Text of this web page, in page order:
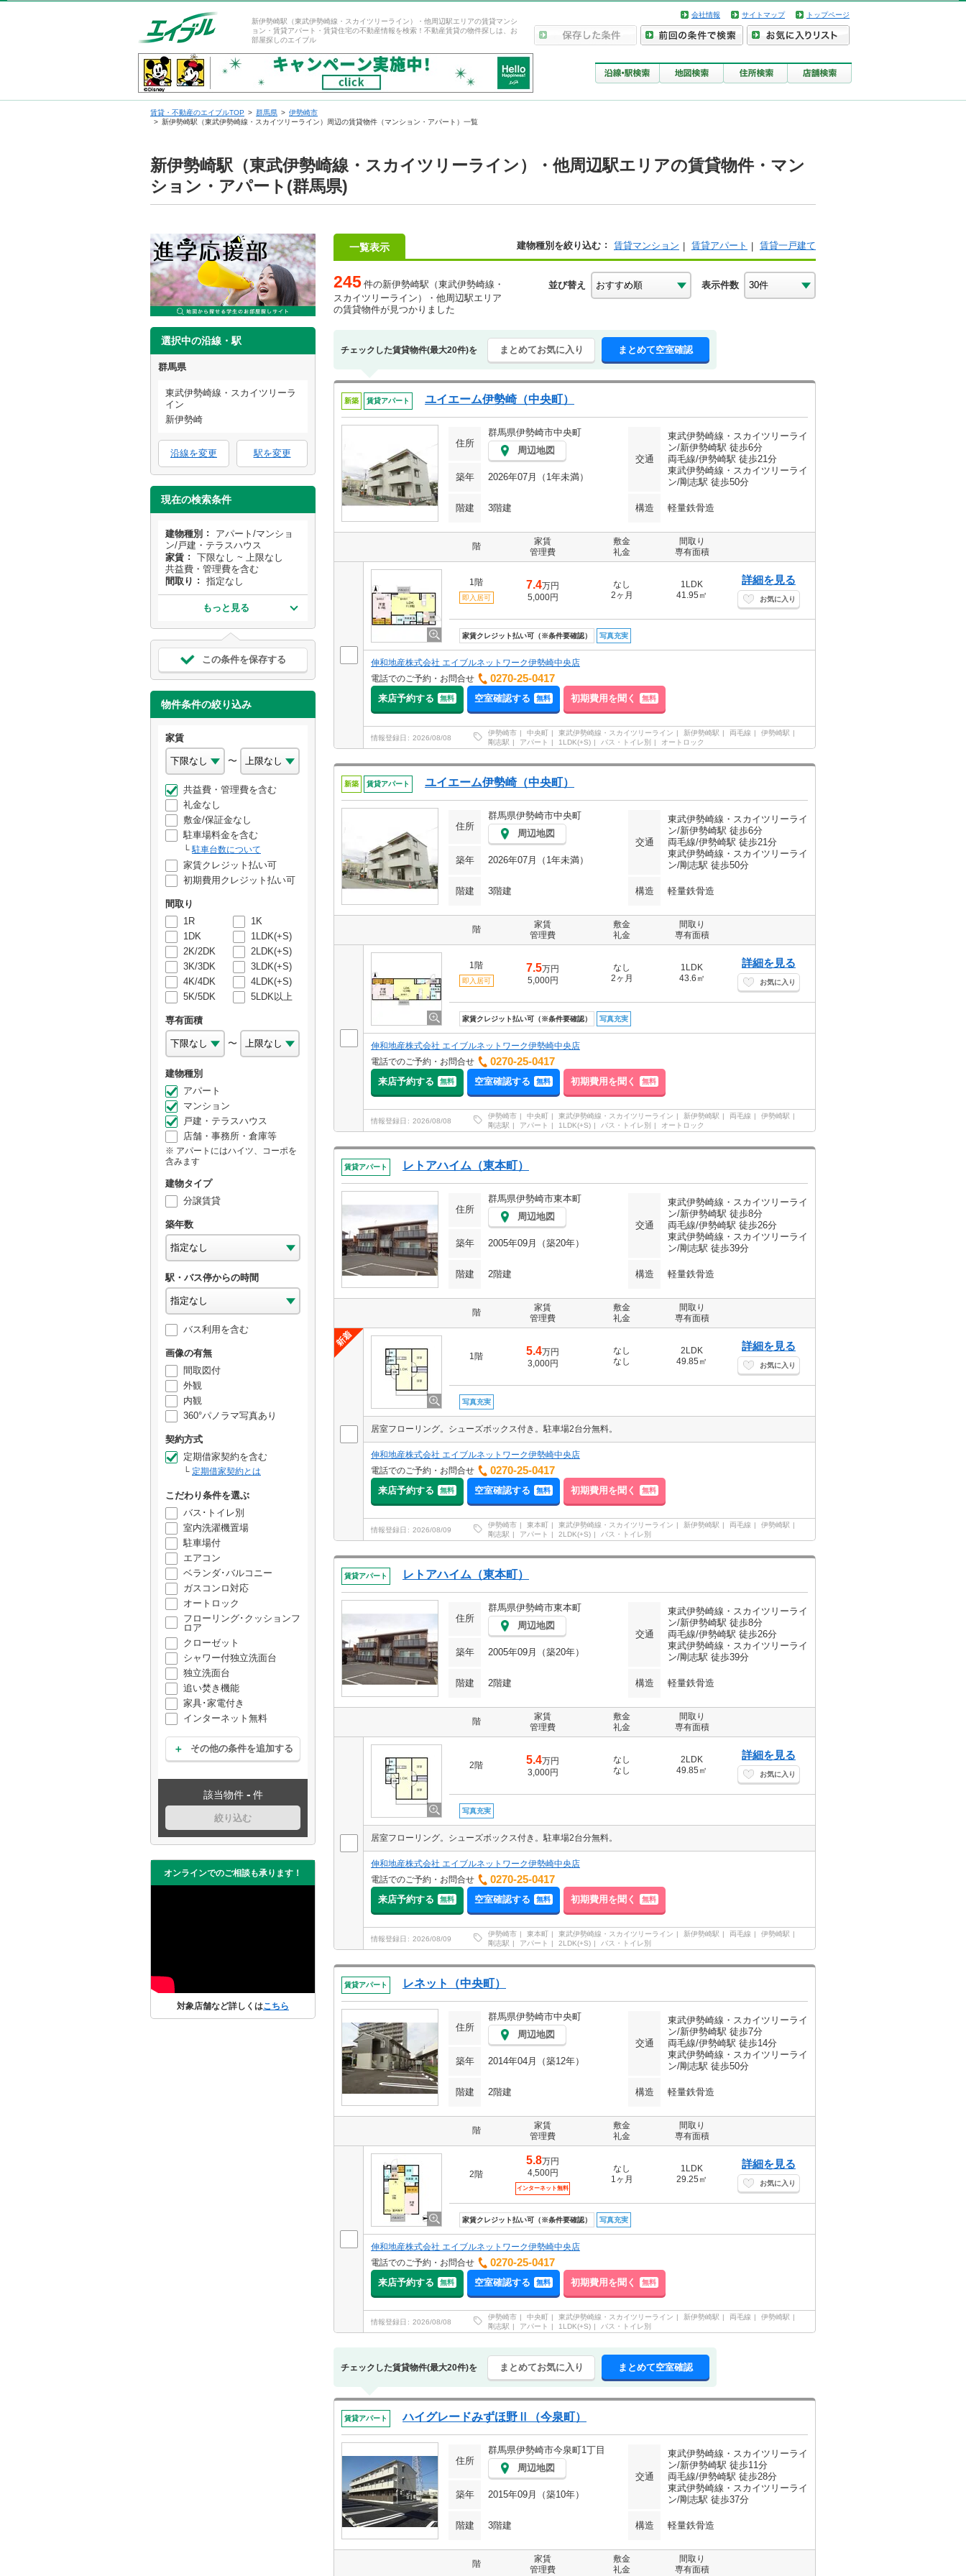
新伊勢崎駅（東武伊勢崎線・スカイツリーライン）・他周辺駅エリアの賃貸マンシ
ョン・賃貸アパート・賃貸住宅の不動産情報を検索！不動産賃貸の物件探しは、お
部屋探しのエイブル
会社情報 サイトマップ トップページ
賃貸・不動産のエイブルTOP 群馬県
伊勢崎市
新伊勢崎駅（東武伊勢崎線・スカイツリーライン）周辺の賃貸物件（マンション・アパート）一覧
新伊勢崎駅（東武伊勢崎線・スカイツリーライン）・他周辺駅エリアの賃貸物件・マン
ション・アパート(群馬県)
選択中の沿線・駅
群馬県
東武伊勢崎線・スカイツリーラ
イン
新伊勢崎
沿線を変更 駅を変更
現在の検索条件
建物種別
アパート/マンショ
ン/戸建・テラスハウス
家賃
下限なし ~ 上限なし
共益費・管理費を含む
間取り
指定なし
もっと見る
この条件を保存する
物件条件の絞り込み
家賃
〜
共益費・管理費を含む
礼金なし
敷金/保証金なし
駐車場料金を含む
駐車台数について
家賃クレジット払い可
初期費用クレジット払い可
間取り
1R
1K
1DK
1LDK(+S)
2K/2DK
2LDK(+S)
3K/3DK
3LDK(+S)
4K/4DK
4LDK(+S)
5K/5DK
5LDK以上
専有面積
〜
建物種別
アパート
マンション
戸建・テラスハウス
店舗・事務所・倉庫等
アパートにはハイツ、コーポを
含みます
建物タイプ
分譲賃貸
築年数
駅・バス停からの時間
バス利用を含む
画像の有無
間取図付
外観
内観
360°パノラマ写真あり
契約方式
定期借家契約を含む
定期借家契約とは
こだわり条件を選ぶ
バス･トイレ別
室内洗濯機置場
駐車場付
エアコン
ベランダ･バルコニー
ガスコンロ対応
オートロック
フローリング･クッションフ
ロア
クローゼット
シャワー付独立洗面台
独立洗面台
追い焚き機能
家具･家電付き
インターネット無料
その他の条件を追加する
該当物件 - 件
絞り込む
オンラインでのご相談も承ります！
対象店舗など詳しくはこちら
一覧表示 建物種別を絞り込む 賃貸マンション 賃貸アパート 賃貸一戸建て
245 件の新伊勢崎駅（東武伊勢崎線・
スカイツリーライン）・他周辺駅エリア
の賃貸物件が見つかりました
並び替え 表示件数
チェックした賃貸物件(最大20件)を まとめてお気に入り まとめて空室確認
新築 賃貸アパート ユイエーム伊勢崎（中央町）
住所
群馬県伊勢崎市中央町
周辺地図
交通
東武伊勢崎線・スカイツリーライ
ン/新伊勢崎駅 徒歩6分
両毛線/伊勢崎駅 徒歩21分
東武伊勢崎線・スカイツリーライ
ン/剛志駅 徒歩50分
築年 2026年07月（1年未満）
階建 3階建 構造 軽量鉄骨造
階
家賃
管理費
敷金
礼金
間取り
専有面積
1階
即入居可
7.4万円
5,000円
なし
2ヶ月
1LDK
41.95㎡
詳細を見る
お気に入り
家賃クレジット払い可（※条件要確認） 写真充実
伸和地産株式会社 エイブルネットワーク伊勢崎中央店
電話でのご予約・お問合せ
0270-25-0417
来店予約する 無料 空室確認する 無料 初期費用を聞く 無料
情報登録日 2026/08/08
伊勢崎市 中央町 東武伊勢崎線・スカイツリーライン 新伊勢崎駅 両毛線
伊勢崎駅
剛志駅
アパート 1LDK(+S) バス・トイレ別 オートロック
新築 賃貸アパート ユイエーム伊勢崎（中央町）
住所
群馬県伊勢崎市中央町
周辺地図
交通
東武伊勢崎線・スカイツリーライ
ン/新伊勢崎駅 徒歩6分
両毛線/伊勢崎駅 徒歩21分
東武伊勢崎線・スカイツリーライ
ン/剛志駅 徒歩50分
築年 2026年07月（1年未満）
階建 3階建 構造 軽量鉄骨造
階
家賃
管理費
敷金
礼金
間取り
専有面積
1階
即入居可
7.5万円
5,000円
なし
2ヶ月
1LDK
43.6㎡
詳細を見る
お気に入り
家賃クレジット払い可（※条件要確認） 写真充実
伸和地産株式会社 エイブルネットワーク伊勢崎中央店
電話でのご予約・お問合せ
0270-25-0417
来店予約する 無料 空室確認する 無料 初期費用を聞く 無料
情報登録日 2026/08/08
伊勢崎市 中央町 東武伊勢崎線・スカイツリーライン 新伊勢崎駅 両毛線
伊勢崎駅
剛志駅
アパート 1LDK(+S) バス・トイレ別 オートロック
賃貸アパート レトアハイム（東本町）
住所
群馬県伊勢崎市東本町
周辺地図
交通
東武伊勢崎線・スカイツリーライ
ン/新伊勢崎駅 徒歩8分
両毛線/伊勢崎駅 徒歩26分
東武伊勢崎線・スカイツリーライ
ン/剛志駅 徒歩39分
築年 2005年09月（築20年）
階建 2階建 構造 軽量鉄骨造
階
家賃
管理費
敷金
礼金
間取り
専有面積
1階 5.4万円
3,000円
なし
なし
2LDK
49.85㎡
詳細を見る
お気に入り
写真充実
居室フローリング。シューズボックス付き。駐車場2台分無料。
伸和地産株式会社 エイブルネットワーク伊勢崎中央店
電話でのご予約・お問合せ
0270-25-0417
来店予約する 無料 空室確認する 無料 初期費用を聞く 無料
情報登録日 2026/08/09
伊勢崎市 東本町 東武伊勢崎線・スカイツリーライン 新伊勢崎駅 両毛線
伊勢崎駅
剛志駅
アパート 2LDK(+S) バス・トイレ別
賃貸アパート レトアハイム（東本町）
住所
群馬県伊勢崎市東本町
周辺地図
交通
東武伊勢崎線・スカイツリーライ
ン/新伊勢崎駅 徒歩8分
両毛線/伊勢崎駅 徒歩26分
東武伊勢崎線・スカイツリーライ
ン/剛志駅 徒歩39分
築年 2005年09月（築20年）
階建 2階建 構造 軽量鉄骨造
階
家賃
管理費
敷金
礼金
間取り
専有面積
2階 5.4万円
3,000円
なし
なし
2LDK
49.85㎡
詳細を見る
お気に入り
写真充実
居室フローリング。シューズボックス付き。駐車場2台分無料。
伸和地産株式会社 エイブルネットワーク伊勢崎中央店
電話でのご予約・お問合せ
0270-25-0417
来店予約する 無料 空室確認する 無料 初期費用を聞く 無料
情報登録日 2026/08/09
伊勢崎市 東本町 東武伊勢崎線・スカイツリーライン 新伊勢崎駅 両毛線
伊勢崎駅
剛志駅
アパート 2LDK(+S) バス・トイレ別
賃貸アパート レネット（中央町）
住所
群馬県伊勢崎市中央町
周辺地図
交通
東武伊勢崎線・スカイツリーライ
ン/新伊勢崎駅 徒歩7分
両毛線/伊勢崎駅 徒歩14分
東武伊勢崎線・スカイツリーライ
ン/剛志駅 徒歩50分
築年 2014年04月（築12年）
階建 2階建 構造 軽量鉄骨造
階
家賃
管理費
敷金
礼金
間取り
専有面積
2階
5.8万円
4,500円
インターネット無料
なし
1ヶ月
1LDK
29.25㎡
詳細を見る
お気に入り
家賃クレジット払い可（※条件要確認） 写真充実
伸和地産株式会社 エイブルネットワーク伊勢崎中央店
電話でのご予約・お問合せ
0270-25-0417
来店予約する 無料 空室確認する 無料 初期費用を聞く 無料
情報登録日 2026/08/08
伊勢崎市 中央町 東武伊勢崎線・スカイツリーライン 新伊勢崎駅 両毛線
伊勢崎駅
剛志駅
アパート 1LDK(+S) バス・トイレ別
チェックした賃貸物件(最大20件)を まとめてお気に入り まとめて空室確認
賃貸アパート ハイグレードみずほ野Ⅱ（今泉町）
住所
群馬県伊勢崎市今泉町1丁目
周辺地図
交通
東武伊勢崎線・スカイツリーライ
ン/新伊勢崎駅 徒歩11分
両毛線/伊勢崎駅 徒歩28分
東武伊勢崎線・スカイツリーライ
ン/剛志駅 徒歩37分
築年 2015年09月（築10年）
階建 3階建 構造 軽量鉄骨造
階
家賃
管理費
敷金
礼金
間取り
専有面積